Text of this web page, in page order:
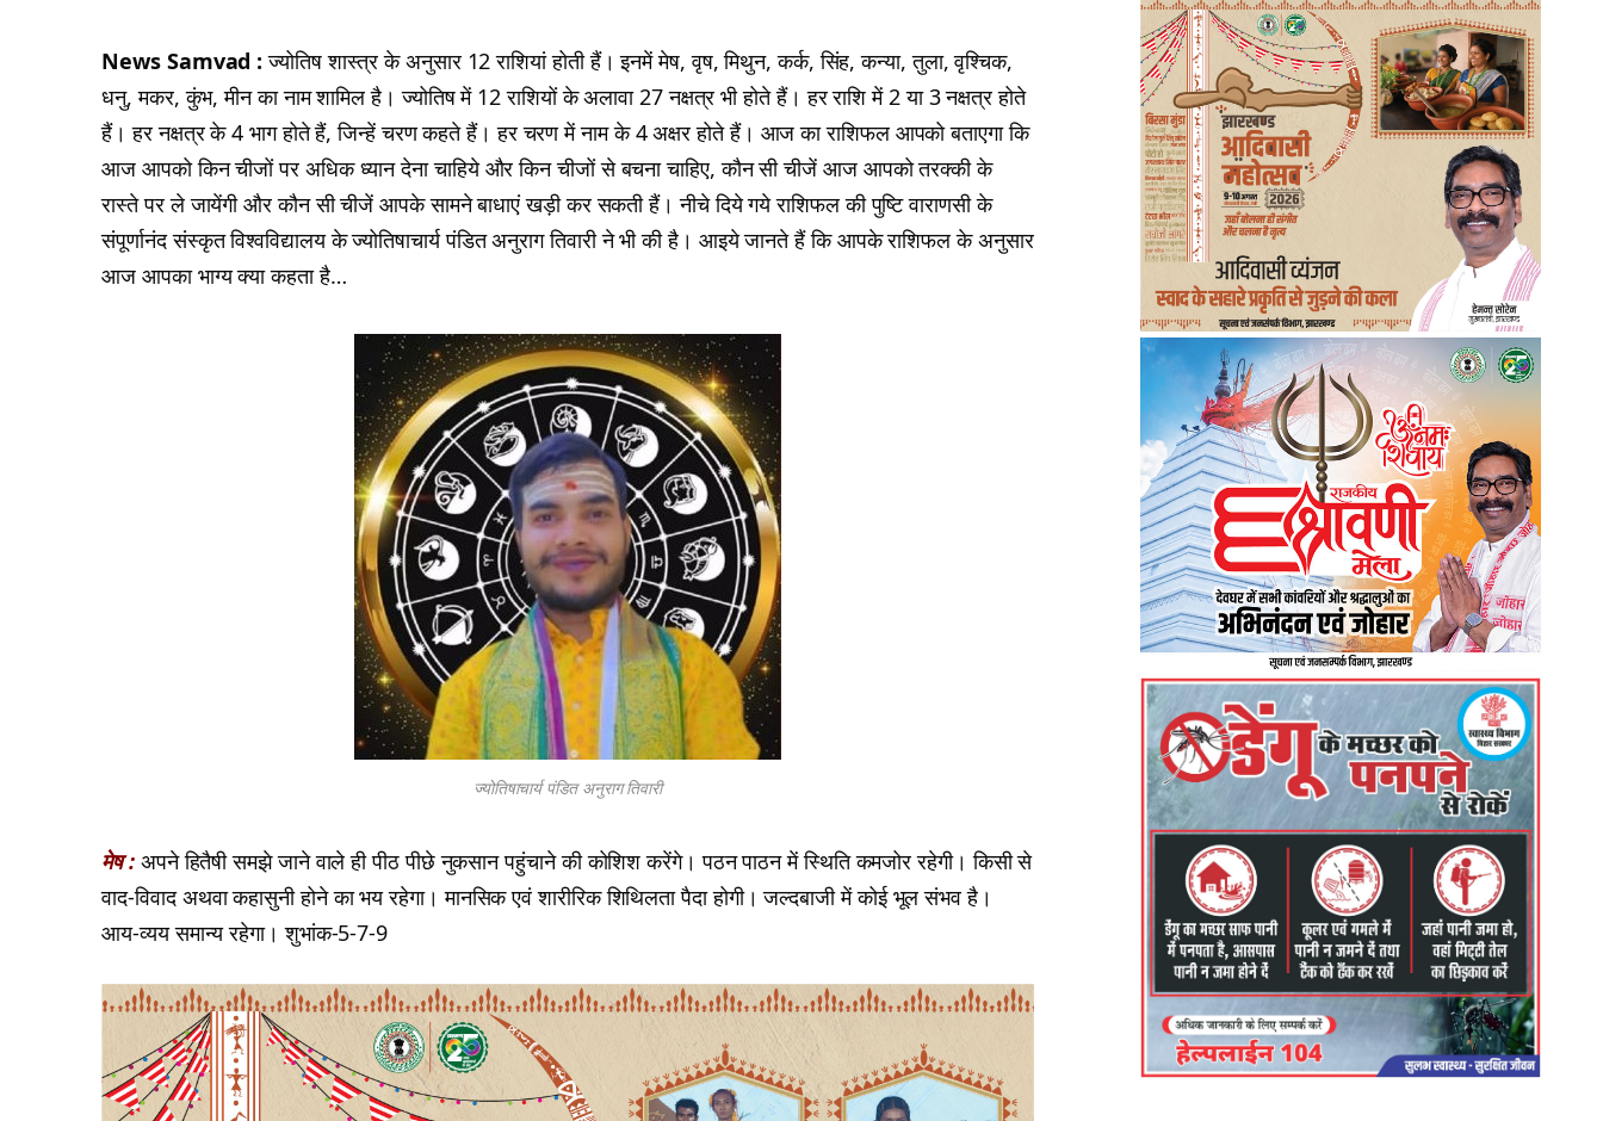
News Samvad : ज्योतिष शास्त्र के अनुसार 12 राशियां होती हैं। इनमें मेष, वृष, मिथुन, कर्क, सिंह, कन्या, तुला, वृश्चिक,
धनु, मकर, कुंभ, मीन का नाम शामिल है। ज्योतिष में 12 राशियों के अलावा 27 नक्षत्र भी होते हैं। हर राशि में 2 या 3 नक्षत्र होते
हैं। हर नक्षत्र के 4 भाग होते हैं, जिन्हें चरण कहते हैं। हर चरण में नाम के 4 अक्षर होते हैं। आज का राशिफल आपको बताएगा कि
आज आपको किन चीजों पर अधिक ध्यान देना चाहिये और किन चीजों से बचना चाहिए, कौन सी चीजें आज आपको तरक्की के
रास्ते पर ले जायेंगी और कौन सी चीजें आपके सामने बाधाएं खड़ी कर सकती हैं। नीचे दिये गये राशिफल की पुष्टि वाराणसी के
संपूर्णानंद संस्कृत विश्वविद्यालय के ज्योतिषाचार्य पंडित अनुराग तिवारी ने भी की है। आइये जानते हैं कि आपके राशिफल के अनुसार
आज आपका भाग्य क्या कहता है…
ज्योतिषाचार्य पंडित अनुराग तिवारी
मेष : अपने हितैषी समझे जाने वाले ही पीठ पीछे नुकसान पहुंचाने की कोशिश करेंगे। पठन पाठन में स्थिति कमजोर रहेगी। किसी से
वाद-विवाद अथवा कहासुनी होने का भय रहेगा। मानसिक एवं शारीरिक शिथिलता पैदा होगी। जल्दबाजी में कोई भूल संभव है।
आय-व्यय समान्य रहेगा। शुभांक-5-7-9